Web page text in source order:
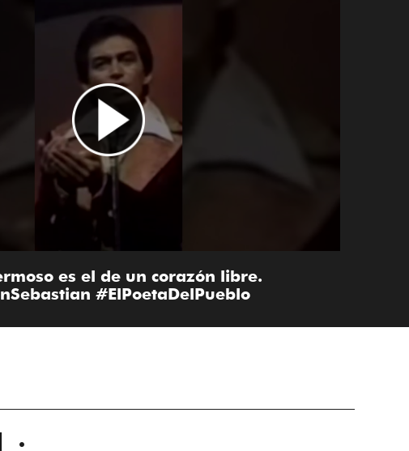
es el de un corazón libre.
#ElPoetaDelPueblo